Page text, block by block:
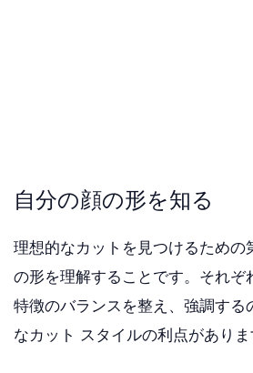
自分の顔の形を知る
理想的なカットを見つけるための
の形を理解することです。それぞ
特徴のバランスを整え、強調する
なカット スタイルの利点がありま